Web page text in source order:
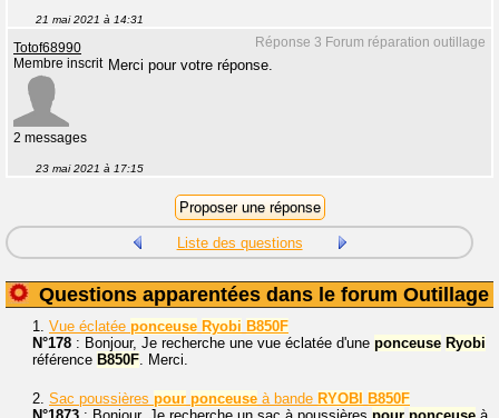
21 mai 2021 à 14:31
Réponse 3 Forum réparation outillage
Totof68990
Membre inscrit
2 messages
Merci pour votre réponse.
23 mai 2021 à 17:15
Liste des questions
Questions apparentées dans le forum Outillage
1. Vue éclatée ponceuse Ryobi B850F
N°178 : Bonjour, Je recherche une vue éclatée d'une ponceuse Ryobi
référence B850F. Merci.
2. Sac poussières pour ponceuse à bande RYOBI
B850F